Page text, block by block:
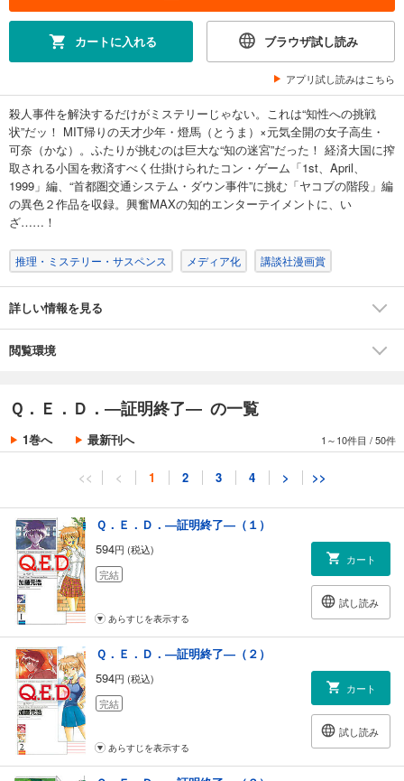
カートに入れる ブラウザ試し読み
アプリ試し読みはこちら
殺人事件を解決するだけがミステリーじゃない。これは“知性への挑戦
状”だッ！ MIT帰りの天才少年・燈馬（とうま）×元気全開の女子高生・
可奈（かな）。ふたりが挑むのは巨大な“知の迷宮”だった！ 経済大国に搾
取される小国を救済すべく仕掛けられたコン・ゲーム「1st、April、
1999」編、“首都圏交通システム・ダウン事件”に挑む「ヤコブの階段」編
の異色２作品を収録。興奮MAXの知的エンターテイメントに、い
ざ……！
推理・ミステリー・サスペンス メディア化 講談社漫画賞
詳しい情報を見る
閲覧環境
Ｑ．Ｅ．Ｄ．―証明終了― の一覧
1巻へ 最新刊へ 1～10件目 /50件
<< < 1 2 3 4 > >>
Ｑ．Ｅ．Ｄ．―証明終了―（１）
594円 (税込)
完結
カート
試し読み
あらすじを表示する
Ｑ．Ｅ．Ｄ．―証明終了―（２）
594円 (税込)
完結
カート
試し読み
あらすじを表示する